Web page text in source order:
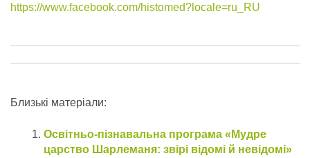
https://www.facebook.com/histomed?locale=ru_RU
Близькі матеріали:
Освітньо-пізнавальна програма «Мудре
царство Шарлеманя: звірі відомі й невідомі»